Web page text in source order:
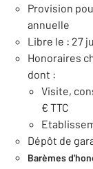
Provision
annuelle
Libre le : 27
Honoraires
dont :
Visite,
€ TTC
Dépôt de
Barèmes